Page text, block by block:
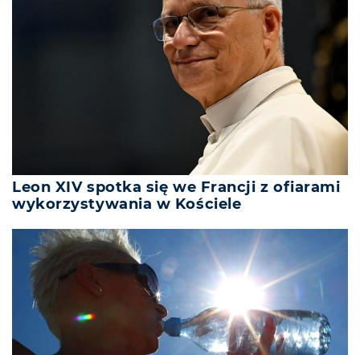
Leon XIV spotka się we Francji z ofiarami
wykorzystywania w Kościele